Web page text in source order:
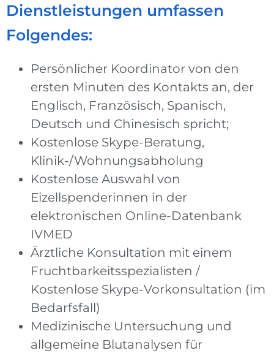
Dienstleistungen umfassen
Folgendes:
Persönlicher Koordinator von den
ersten Minuten des Kontakts an, der
Englisch, Französisch, Spanisch,
Deutsch und Chinesisch spricht;
Kostenlose Skype-Beratung,
Klinik-/Wohnungsabholung
Kostenlose Auswahl von
Eizellspenderinnen in der
elektronischen Online-Datenbank
IVMED
Ärztliche Konsultation mit einem
Fruchtbarkeitsspezialisten /
Kostenlose Skype-Vorkonsultation (im
Bedarfsfall)
Medizinische Untersuchung und
allgemeine Blutanalysen für